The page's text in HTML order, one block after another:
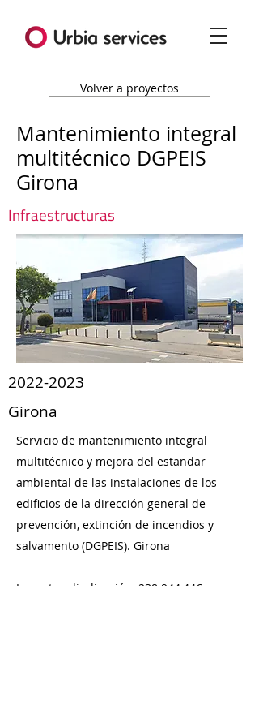
Volver a proyectos
Mantenimiento integral
multitécnico DGPEIS
Girona
Infraestructuras
2022-2023
Girona
Servicio de mantenimiento integral
multitécnico y mejora del estandar
ambiental de las instalaciones de los
edificios de la dirección general de
prevención, extinción de incendios y
salvamento (DGPEIS). Girona
Importe adjudicación: 238.944,44€